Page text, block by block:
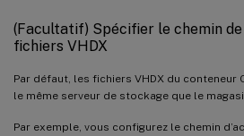
(Facultatif) Spécifier le chemin
fichiers VHDX
Par défaut, les fichiers VHDX du conteneur
le même serveur de stockage que le
Par exemple, vous configurez le chemin